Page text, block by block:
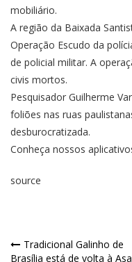
mobiliário.
A região da Baixada
Operação Escudo da
de policial militar. A
civis mortos.
Pesquisador Guilherme
foliões nas ruas
desburocratizada.
Conheça nossos
source
Tradicional Galinho de
Brasília está de volta à